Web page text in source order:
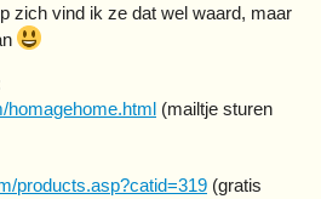
zich vind ik ze dat wel waard, maar
(mailtje sturen
products.asp?catid=319 (gratis